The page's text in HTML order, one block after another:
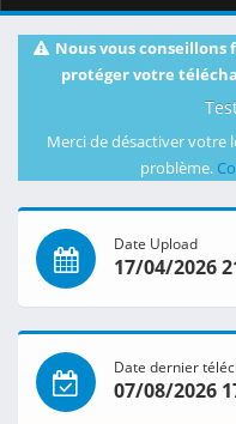
Nous vous
protéger votre
Merci de désactiver votre
problème.
Date Upload
17/04/2026
Date dernier
07/08/2026